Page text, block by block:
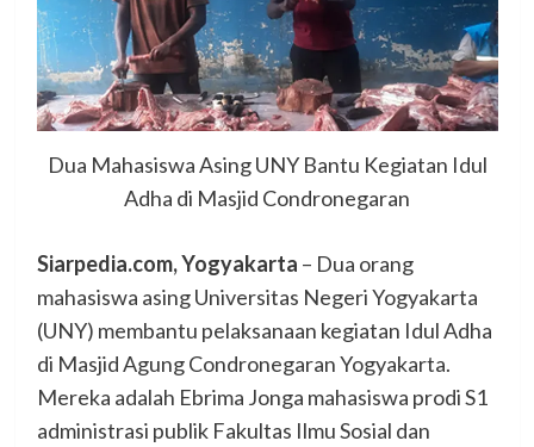
Dua Mahasiswa Asing UNY Bantu Kegiatan Idul
Adha di Masjid Condronegaran
Siarpedia.com, Yogyakarta – Dua orang
mahasiswa asing Universitas Negeri Yogyakarta
(UNY) membantu pelaksanaan kegiatan Idul Adha
di Masjid Agung Condronegaran Yogyakarta.
Mereka adalah Ebrima Jonga mahasiswa prodi S1
administrasi publik Fakultas Ilmu Sosial dan